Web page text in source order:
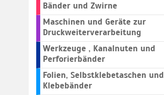
Bänder und Zwirne
Maschinen und Geräte zur
Druckweiterverarbeitung
Werkzeuge , Kanalnuten und
Perforierbänder
Folien, Selbstklebetaschen und
Klebebänder